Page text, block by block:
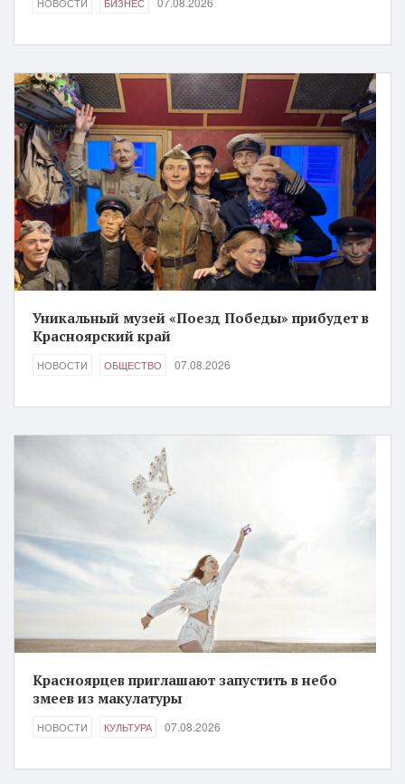
Уникальный музей «Поезд Победы» прибудет в
Красноярский край
НОВОСТИ ОБЩЕСТВО 07.08.2026
Красноярцев приглашают запустить в небо
змеев из макулатуры
НОВОСТИ КУЛЬТУРА 07.08.2026